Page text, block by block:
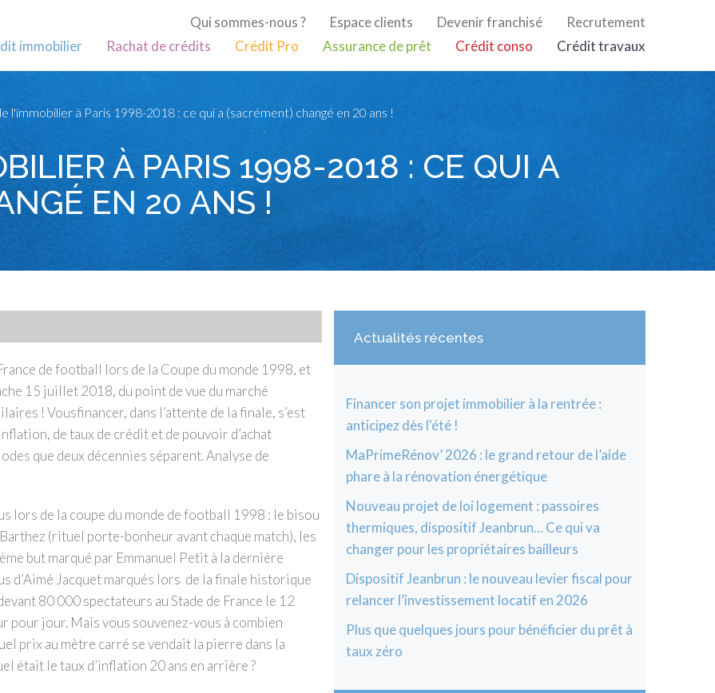
Recrutement
Devenir franchisé
Espace clients
Qui sommes-nous ?
immobilier
Rachat de crédits Crédit Pro Assurance de prêt Crédit conso Crédit travaux
l'immobilier à Paris 1998-2018 : ce qui a (sacrément) changé en 20 ans !
À PARIS 1998-2018 : CE QUI A
EN 20 ANS !
de football lors de la Coupe du monde 1998, et
15 juillet 2018, du point de vue du marché
! Vousfinancer, dans l’attente de la finale, s’est
de taux de crédit et de pouvoir d’achat
que deux décennies séparent. Analyse de
lors de la coupe du monde de football 1998 : le bisou
(rituel porte-bonheur avant chaque match), les
but marqué par Emmanuel Petit à la dernière
d’Aimé Jacquet marqués lors de la finale historique
80 000 spectateurs au Stade de France le 12
pour jour. Mais vous souvenez-vous à combien
prix au mètre carré se vendait la pierre dans la
était le taux d’inflation 20 ans en arrière ?
Actualités récentes
Financer son projet immobilier à la rentrée :
anticipez dès l'été !
MaPrimeRénov’ 2026 : le grand retour de l’aide
phare à la rénovation énergétique
Nouveau projet de loi logement : passoires
thermiques, dispositif Jeanbrun… Ce qui va
changer pour les propriétaires bailleurs
Dispositif Jeanbrun : le nouveau levier fiscal pour
relancer l’investissement locatif en 2026
Plus que quelques jours pour bénéficier du prêt à
taux zéro